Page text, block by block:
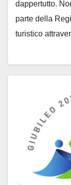
dappertutto.
parte della
turistico